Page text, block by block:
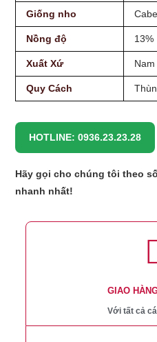
Giống nho
Nồng độ 13%
Xuất Xứ Nam
Quy Cách
HOTLINE: 0936.23.23.28
Hãy gọi cho chúng tôi theo
nhanh nhất!
GIAO
Với tất cả